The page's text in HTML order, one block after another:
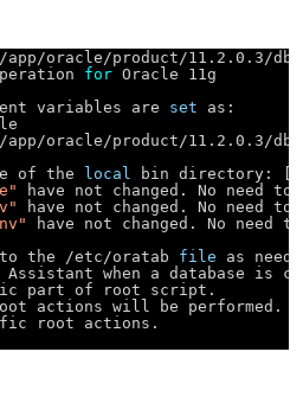
app/oracle/product/11 .2.0.3/
for Oracle 11g
variables are set
as:
app/oracle/product/11 .2.0.3/
of the
local bin directory: [
have not changed. No need
have not changed. No need
have not changed. No need
the /etc/oratab file
as
Assistant when a database is
part of root script.
actions will be performed.
root actions.